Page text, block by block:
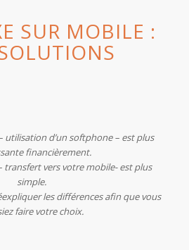
SUR MOBILE :
utilisation d’un softphone – est plus
financièrement.
transfert vers votre mobile- est plus
simple.
les différences afin que vous
faire votre choix.